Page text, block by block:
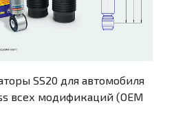
SS20 для автомобиля
всех модификаций (OEM